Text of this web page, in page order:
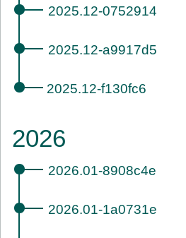
2025.12-0752914
2025.12-a9917d5
2025.12-f130fc6
2026
2026.01-8908c4e
2026.01-1a0731e